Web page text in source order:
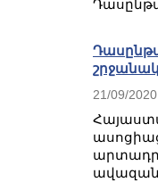
21/09/2020